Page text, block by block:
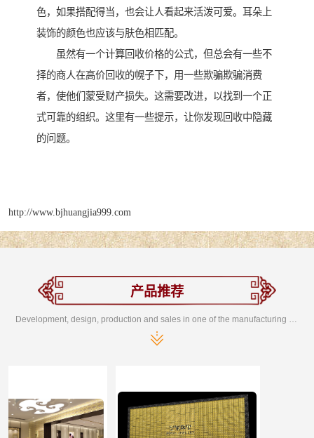
色，如果搭配得当，也会让人看起来活泼可爱。耳朵上
装饰的颜色也应该与肤色相匹配。
虽然有一个计算回收价格的公式，但总会有一些不
择的商人在高价回收的幌子下，用一些欺骗欺骗消费
者，使他们蒙受财产损失。这需要改进，以找到一个正
式可靠的组织。这里有一些提示，让你发现回收中隐藏
的问题。
http://www.bjhuangjia999.com
产品推荐